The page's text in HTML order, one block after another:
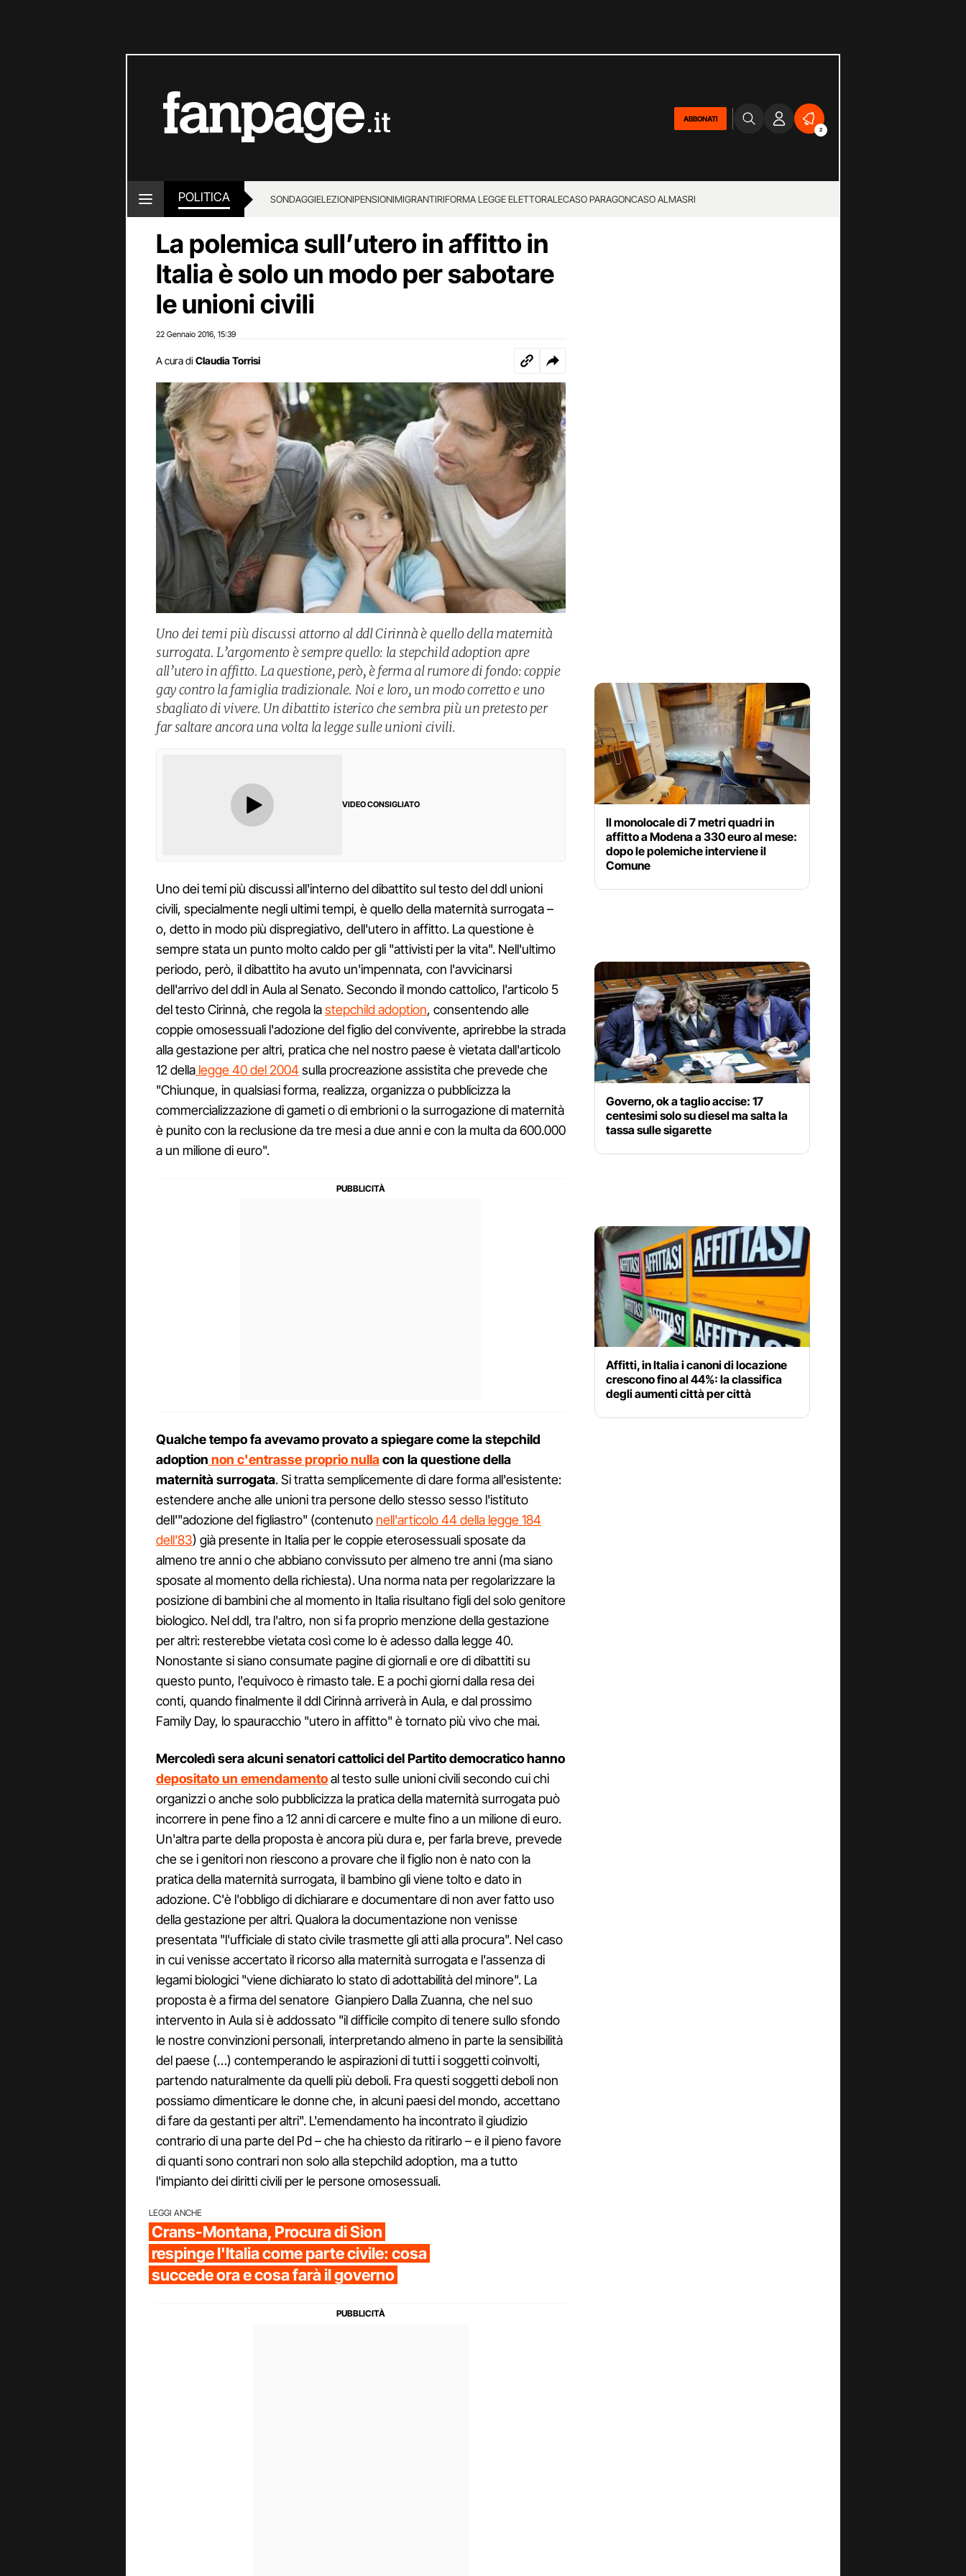
ABBONATI
2
POLITICA SONDAGGIELEZIONIPENSIONIMIGRANTIRIFORMA LEGGE ELETTORALECASO PARAGONCASO ALMASRI
La polemica sull’utero in affitto in
Italia è solo un modo per sabotare
le unioni civili
22 Gennaio 2016 15:39
A cura di Claudia Torrisi
Uno dei temi più discussi attorno al ddl Cirinnà è quello della maternità
surrogata. L’argomento è sempre quello: la stepchild adoption apre
all’utero in affitto. La questione, però, è ferma al rumore di fondo: coppie
gay contro la famiglia tradizionale. Noi e loro, un modo corretto e uno
sbagliato di vivere. Un dibattito isterico che sembra più un pretesto per
far saltare ancora una volta la legge sulle unioni civili.
VIDEO CONSIGLIATO
Uno dei temi più discussi all'interno del dibattito sul testo del ddl unioni
civili, specialmente negli ultimi tempi, è quello della maternità surrogata –
o, detto in modo più dispregiativo, dell'utero in affitto. La questione è
sempre stata un punto molto caldo per gli "attivisti per la vita". Nell'ultimo
periodo, però, il dibattito ha avuto un'impennata, con l'avvicinarsi
dell'arrivo del ddl in Aula al Senato. Secondo il mondo cattolico, l'articolo 5
del testo Cirinnà, che regola lastepchild adoption, consentendo alle
coppie omosessuali l'adozione del figlio del convivente, aprirebbe la strada
alla gestazione per altri, pratica che nel nostro paese è vietata dall'articolo
12 della legge 40 del 2004sulla procreazione assistita che prevede che
"Chiunque, in qualsiasi forma, realizza, organizza o pubblicizza la
commercializzazione di gameti o di embrioni o la surrogazione di maternità
è punito con la reclusione da tre mesi a due anni e con la multa da 600.000
a un milione di euro".
Qualche tempo fa avevamo provato a spiegare come la stepchild
adoption non c'entrasse proprio nullacon la questione della
maternità surrogata. Si tratta semplicemente di dare forma all'esistente:
estendere anche alle unioni tra persone dello stesso sesso l'istituto
dell'"adozione del figliastro" (contenuto nell'articolo 44 della legge 184
dell'83) già presente in Italia per le coppie eterosessuali sposate da
almeno tre anni o che abbiano convissuto per almeno tre anni (ma siano
sposate al momento della richiesta). Una norma nata per regolarizzare la
posizione di bambini che al momento in Italia risultano figli del solo genitore
biologico. Nel ddl, tra l'altro, non si fa proprio menzione della gestazione
per altri: resterebbe vietata così come lo è adesso dalla legge 40.
Nonostante si siano consumate pagine di giornali e ore di dibattiti su
questo punto, l'equivoco è rimasto tale. E a pochi giorni dalla resa dei
conti, quando finalmente il ddl Cirinnà arriverà in Aula, e dal prossimo
Family Day, lo spauracchio "utero in affitto" è tornato più vivo che mai.
Mercoledì sera alcuni senatori cattolici del Partito democratico hanno
depositato un emendamentoal testo sulle unioni civili secondo cui chi
organizzi o anche solo pubblicizza la pratica della maternità surrogata può
incorrere in pene fino a 12 anni di carcere e multe fino a un milione di euro.
Un'altra parte della proposta è ancora più dura e, per farla breve, prevede
che se i genitori non riescono a provare che il figlio non è nato con la
pratica della maternità surrogata, il bambino gli viene tolto e dato in
adozione. C'è l'obbligo di dichiarare e documentare di non aver fatto uso
della gestazione per altri. Qualora la documentazione non venisse
presentata "l'ufficiale di stato civile trasmette gli atti alla procura". Nel caso
in cui venisse accertato il ricorso alla maternità surrogata e l'assenza di
legami biologici "viene dichiarato lo stato di adottabilità del minore". La
proposta è a firma del senatore Gianpiero Dalla Zuanna, che nel suo
intervento in Aula si è addossato "il difficile compito di tenere sullo sfondo
le nostre convinzioni personali, interpretando almeno in parte la sensibilità
del paese (…) contemperando le aspirazioni di tutti i soggetti coinvolti,
partendo naturalmente da quelli più deboli. Fra questi soggetti deboli non
possiamo dimenticare le donne che, in alcuni paesi del mondo, accettano
di fare da gestanti per altri". L'emendamento ha incontrato il giudizio
contrario di una parte del Pd – che ha chiesto da ritirarlo – e il pieno favore
di quanti sono contrari non solo alla stepchild adoption, ma a tutto
l'impianto dei diritti civili per le persone omosessuali.
LEGGI ANCHE
Crans-Montana, Procura di Sion
respinge l'Italia come parte civile: cosa
succede ora e cosa farà il governo
Il monolocale di 7 metri quadri in
affitto a Modena a 330 euro al mese:
dopo le polemiche interviene il
Comune
Governo, ok a taglio accise: 17
centesimi solo su diesel ma salta la
tassa sulle sigarette
Affitti, in Italia i canoni di locazione
crescono fino al 44%: la classifica
degli aumenti città per città